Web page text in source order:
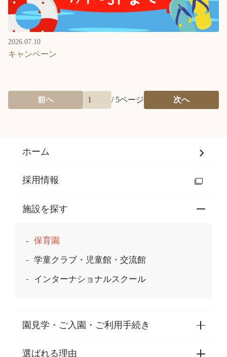
2026.07.10
キャンペーン
前へ / 5ページ 次へ
ホーム
採用情報
施設を探す
保育園
学童クラブ・児童館・交流館
インターナショナルスクール
園見学・ご入園・ご利用手続き
選ばれる理由